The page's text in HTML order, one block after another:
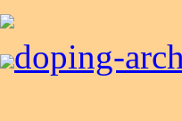
doping-